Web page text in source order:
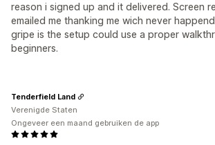
reason i signed up and it delivered. Screen
emailed me thanking me wich never
gripe is the setup could use a proper
beginners.
Tenderfield Land
Verenigde Staten
Ongeveer een maand gebruiken de app